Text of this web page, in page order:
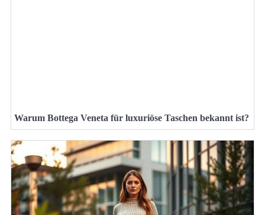
Warum Bottega Veneta für luxuriöse Taschen bekannt ist?